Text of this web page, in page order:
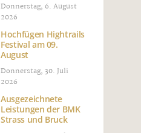
Donnerstag, 6. August
2026
Hochfügen Hightrails
Festival am 09.
August
Donnerstag, 30. Juli
2026
Ausgezeichnete
Leistungen der BMK
Strass und Bruck